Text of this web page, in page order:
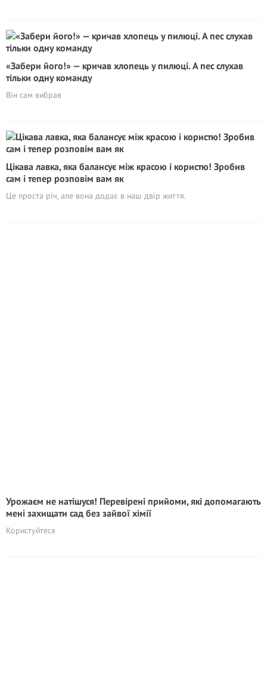
«Забери його!» — кричав хлопець у пилюці. А пес слухав
тільки одну команду
Він сам вибрав
Цікава лавка, яка балансує між красою і користю! Зробив
сам і тепер розповім вам як
Це проста річ, але вона додає в наш двір життя.
Урожаєм не натішуся! Перевірені прийоми, які допомагають
мені захищати сад без зайвої хімії
Користуйтеся